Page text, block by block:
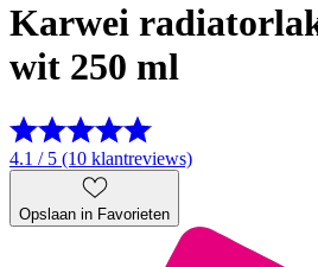
Karwei
wit 250 ml
4.1 / 5 (10 klantreviews)
Opslaan in Favorieten